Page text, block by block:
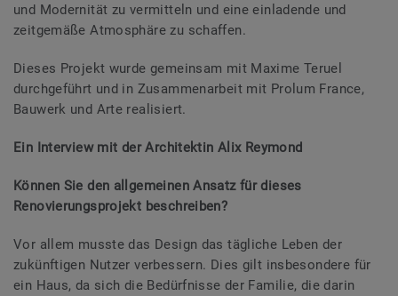
und Modernität zu vermitteln und eine einladende und
zeitgemäße Atmosphäre zu schaffen.
Dieses Projekt wurde gemeinsam mit Maxime Teruel
durchgeführt und in Zusammenarbeit mit Prolum France,
Bauwerk und Arte realisiert.
Ein Interview mit der Architektin Alix Reymond
Können Sie den allgemeinen Ansatz für dieses
Renovierungsprojekt beschreiben?
Vor allem musste das Design das tägliche Leben der
zukünftigen Nutzer verbessern. Dies gilt insbesondere für
ein Haus, da sich die Bedürfnisse der Familie, die darin